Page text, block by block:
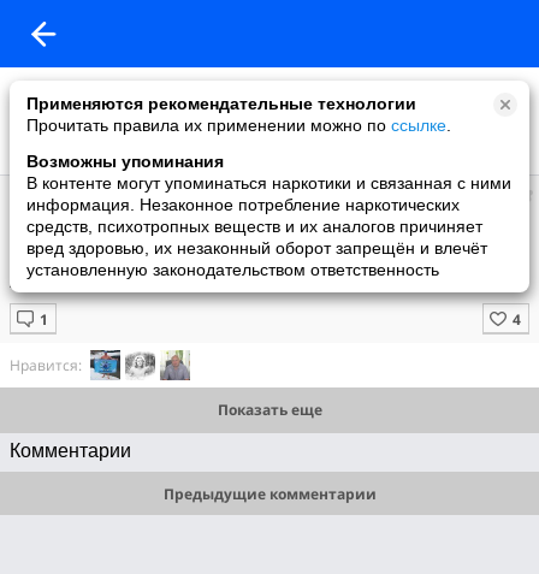
Применяются рекомендательные технологии
Прочитать правила их применении можно по ссылке
Возможны упоминания
В контенте могут упоминаться наркотики и связанная с ними
информация. Незаконное потребление наркотических
средств, психотропных веществ и их аналогов причиняет
вред здоровью, их незаконный оборот запрещён и влечёт
установленную законодательством ответственность
Александр
добавил видео
27.03.2012
ВЕСТИ Иваново репортаж о рекорде Балабанова Дмитрия от
26.03.12г.
Нравится:
Показать еще
Комментарии
Предыдущие комментарии